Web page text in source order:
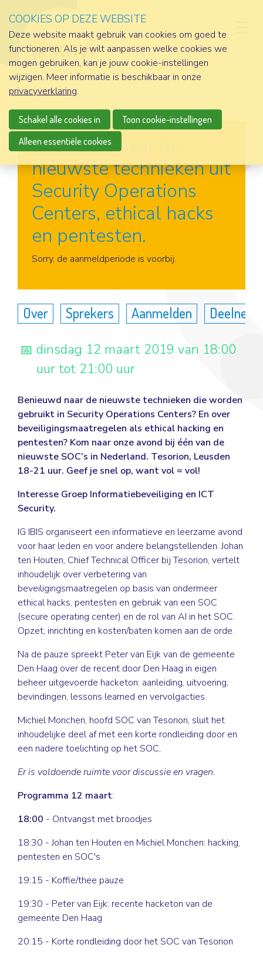
Leer alles over de
nieuwste technieken uit
Security Operations
Centers, ethical hacks
en pentesten.
Aanmelden
Sorry, de aanmeldperiode is voorbij.
Over Sprekers Aanmelden
dinsdag 12 maart 2019 van 18:00
uur tot 21:00 uur
Benieuwd naar de nieuwste technieken die worden
gebruikt in Security Operations Centers? En over
beveiligingsmaatregelen als ethical hacking en
pentesten? Kom naar onze avond bij één van de
nieuwste SOC’s in Nederland. Tesorion, Leusden
18-21 uur. Geef je snel op, want vol = vol!
Interesse Groep Informatiebeveiliging en ICT
Security.
IG IBIS organiseert een informatieve en leerzame avond
voor haar leden en voor andere belangstellenden. Johan
ten Houten, Chief Technical Officer bij Tesorion, vertelt
inhoudelijk over verbetering van
beveiligingsmaatregelen op basis van ondermeer
ethical hacks, pentesten en gebruik van een SOC
(secure operating center) en de rol van AI in het SOC.
Opzet, inrichting en kosten/baten komen aan de orde.
Na de pauze spreekt Peter van Eijk van de gemeente
Den Haag over de recent door Den Haag in eigen
beheer uitgevoerde hacketon: aanleiding, uitvoering,
bevindingen, lessons learned en vervolgacties.
Michiel Monchen, hoofd SOC van Tesorion, sluit het
inhoudelijke deel af met een korte rondleiding door en
een nadere toelichting op het SOC,
Er is voldoende ruimte voor discussie en vragen.
Programma 12 maart:
18:00 - Ontvangst met broodjes
18:30 - Johan ten Houten en Michiel Monchen: hacking,
pentesten en SOC's
19:15 - Koffie/thee pauze
19:30 - Peter van Eijk: recente hacketon van de
gemeente Den Haag
20:15 - Korte rondleiding door het SOC van Tesorion
COOKIES OP DEZE WEBSITE
Deze website maakt gebruik van cookies om goed te
functioneren. Als je wilt aanpassen welke cookies we
mogen gebruiken, kan je jouw cookie-instellingen
wijzigen. Meer informatie is beschikbaar in onze
privacyverklaring.
Schakel alle cookies in
Toon cookie-instellingen
Alleen essentiële cookies